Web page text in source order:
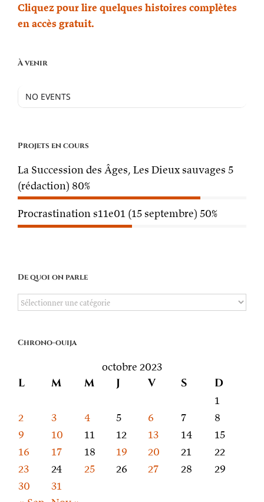
Cliquez pour lire quelques histoires complètes
en accès gratuit.
À venir
NO EVENTS
Projets en cours
La Succession des Âges, Les Dieux sauvages 5
(rédaction) 80%
Procrastination s11e01 (15 septembre) 50%
De quoi on parle
De
parle
Chrono-ouija
octobre 2023
L M M J V S D
1
2
3 4 5 6 7
8
9
10 11 12 13 14
15
16
17 18 19 20 21
22
23
24 25 26 27 28
29
30
31